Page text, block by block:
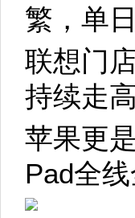
繁，单
联想门
持续走
苹果更
Pad全